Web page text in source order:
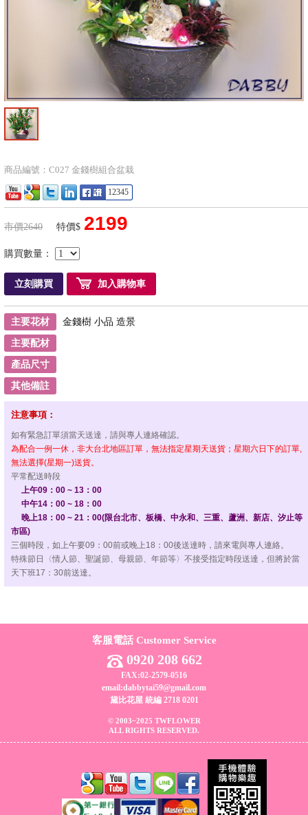
商品編號：C027 金錢樹組合盆栽
12345
市價2640 特價$ 2199
購買數量：
立刻購買 加入購物車
主要花材 金錢樹 小品 造景
主要配材
產品尺寸
其他備註
注意事項：
如有緊急訂單須當天送達，請與專人連絡確認。
為配合一例一休，非大台北地區訂單，無法指定星期天送貨；星期六日下的訂單,
無法選擇(星期一)送貨。
平常配送時段
上午09：00 ~ 13：00
中午14：00 ~ 18：00
晚上18：00 ~ 21：00(限台北市、板橋、中永和、三重、蘆洲、新店、汐止等
市區)
三個時段，如上午要09：00前或晚上18：00後送達時，請來電與專人連絡。
特殊節日〈情人節、聖誕節、母親節、年節等〉不接受指定時段送達，但將於當
天下班17：30前送達。
客服電話 Customer Service
0920 208 662
FAX:02-2579-0516
email:dabbytai59@gmail.com
黛比花屋 統編 2718 0201
© 2003~2025 TWFLOWER
ALL RIGHTS RESERVED.